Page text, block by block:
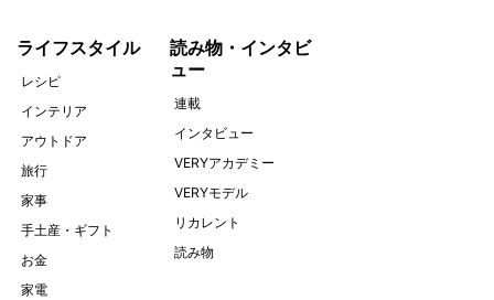
ライフスタイル
レシピ
インテリア
アウトドア
旅行
家事
手土産・ギフト
お金
家電
読み物・インタビ
ュー
連載
インタビュー
VERYアカデミー
VERYモデル
リカレント
読み物